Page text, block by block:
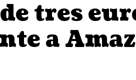
tres
a